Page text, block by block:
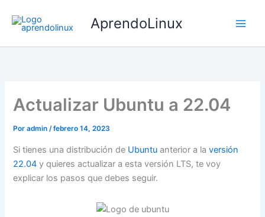
contenido
AprendoLinux
Actualizar Ubuntu a 22.04
Poradmin/febrero 14, 2023
Si tienes una distribución de Ubuntu anterior a laversión
22.04y quieres actualizar a esta versión LTS, te voy
explicar los pasos que debes seguir.